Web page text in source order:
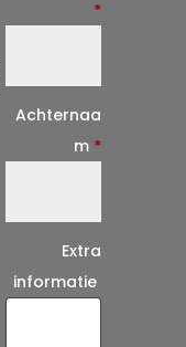
*
Achternaa
m *
Extra
informatie